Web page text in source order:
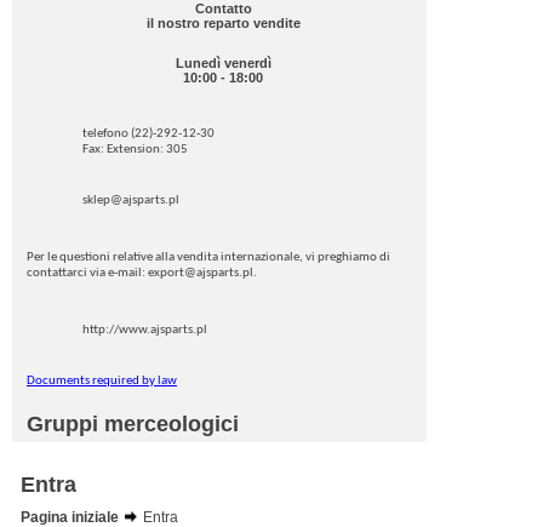
Contatto
il nostro reparto vendite
Lunedì venerdì
10:00 - 18:00
telefono (22)-292-12-30
Fax: Extension: 305
sklep@ajsparts.pl
Per le questioni relative alla vendita internazionale, vi preghiamo di
contattarci via e-mail: export@ajsparts.pl.
http://www.ajsparts.pl
Documents required by law
Gruppi merceologici
Entra
Pagina iniziale
Entra